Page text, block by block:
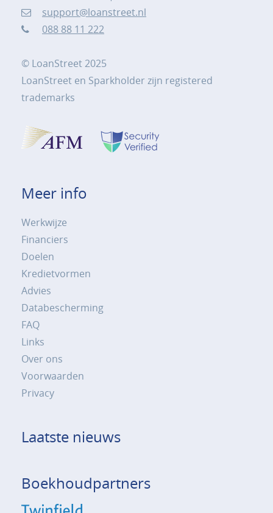
support@loanstreet.nl
088 88 11 222
© LoanStreet 2025
LoanStreet en Sparkholder zijn registered
trademarks
Meer info
Werkwijze
Financiers
Doelen
Kredietvormen
Advies
Databescherming
FAQ
Links
Over ons
Voorwaarden
Privacy
Laatste nieuws
Boekhoudpartners